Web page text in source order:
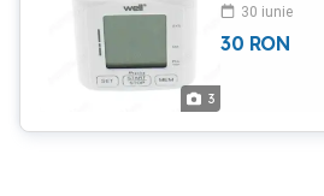
3
30 iunie
30 RON